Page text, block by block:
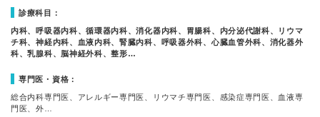
診療科目：
内科、呼吸器内科、循環器内科、消化器内科、胃腸科、内分泌代謝科、リウマ
チ科、神経内科、血液内科、腎臓内科、呼吸器外科、心臓血管外科、消化器外
科、乳腺科、脳神経外科、整形…
専門医・資格：
総合内科専門医、アレルギー専門医、リウマチ専門医、感染症専門医、血液専
門医、外…